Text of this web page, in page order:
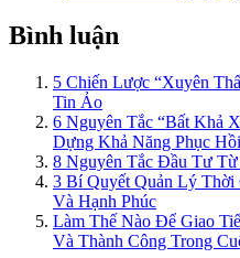
Bình luận
5 Chiến Lược “Xuyên
Tin Ảo
6 Nguyên Tắc “Bất Khả
Dựng Khả Năng Phục
8 Nguyên Tắc Đầu Tư
3 Bí Quyết Quản Lý Thời
Và Hạnh Phúc
Làm Thế Nào Để Giao
Và Thành Công Trong